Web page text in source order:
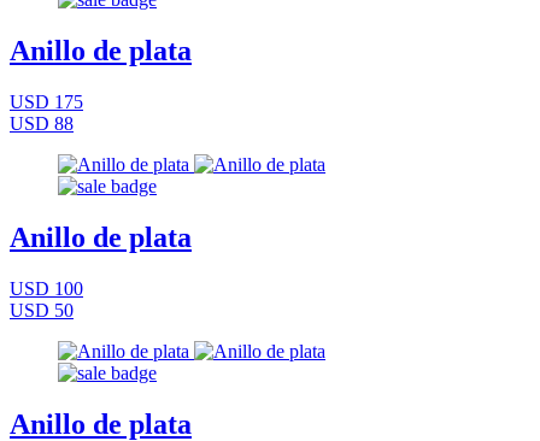
Anillo de plata
USD 175
USD 88
Anillo de plata
USD 100
USD 50
Anillo de plata